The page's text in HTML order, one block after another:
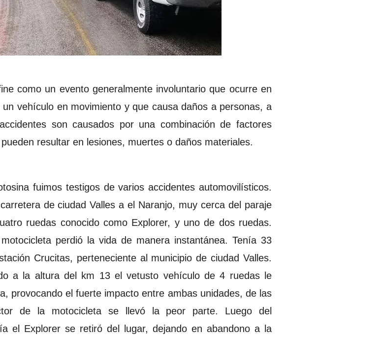
como un evento generalmente involuntario que ocurre en
vehículo en movimiento y que causa daños a personas, a
son causados por una combinación de factores
resultar en lesiones, muertes o daños materiales.
fuimos testigos de varios accidentes automovilísticos.
de ciudad Valles a el Naranjo, muy cerca del paraje
ruedas conocido como Explorer, y uno de dos ruedas.
perdió la vida de manera instantánea. Tenía 33
Crucitas, perteneciente al municipio de ciudad Valles.
a la altura del km 13 el vetusto vehículo de 4 ruedas le
provocando el fuerte impacto entre ambas unidades, de las
de la motocicleta se llevó la peor parte. Luego del
el Explorer se retiró del lugar, dejando en abandono a la